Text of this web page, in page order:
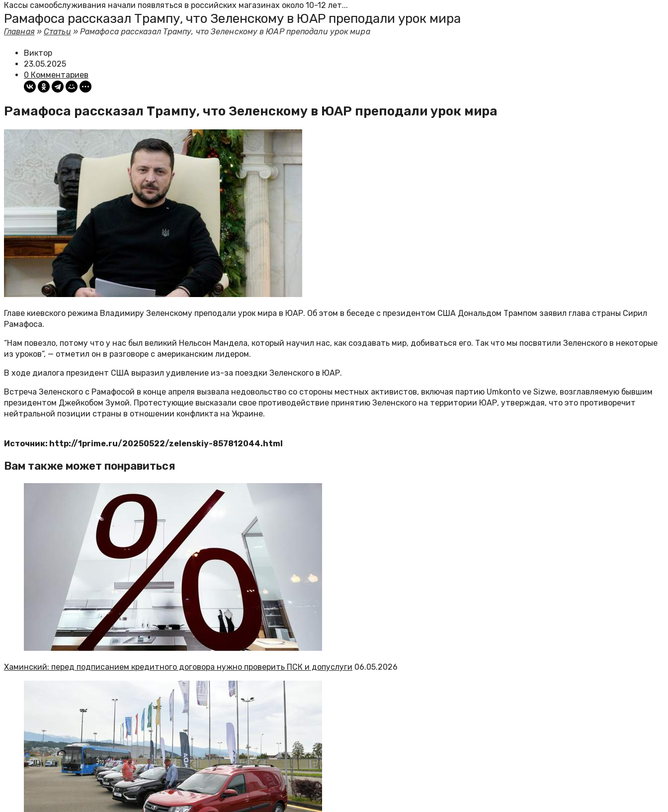
Кассы самообслуживания начали появляться в российских магазинах около 10-12 лет...
Рамафоса рассказал Трампу, что Зеленскому в ЮАР преподали урок мира
Главная»Статьи » Рамафоса рассказал Трампу, что Зеленскому в ЮАР преподали урок мира
Виктор
23.05.2025
0 Комментариев
Рамафоса рассказал Трампу, что Зеленскому в ЮАР преподали урок мира
Главе киевского режима Владимиру Зеленскому преподали урок мира в ЮАР. Об этом в беседе с президентом США Дональдом Трампом заявил глава страны Сирил
Рамафоса.
“Нам повезло, потому что у нас был великий Нельсон Мандела, который научил нас, как создавать мир, добиваться его. Так что мы посвятили Зеленского в некоторые
из уроков”, — отметил он в разговоре с американским лидером.
В ходе диалога президент США выразил удивление из-за поездки Зеленского в ЮАР.
Встреча Зеленского с Рамафосой в конце апреля вызвала недовольство со стороны местных активистов, включая партию Umkonto ve Sizwe, возглавляемую бывшим
президентом Джейкобом Зумой. Протестующие высказали свое противодействие принятию Зеленского на территории ЮАР, утверждая, что это противоречит
нейтральной позиции страны в отношении конфликта на Украине.
Источник: http://1prime.ru/20250522/zelenskiy-857812044.html
Вам также может понравиться
Хаминский: перед подписанием кредитного договора нужно проверить ПСК и допуслуги 06.05.2026